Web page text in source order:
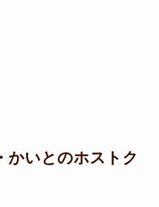
かいとのホストク